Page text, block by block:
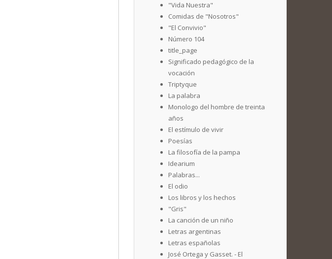
"Vida Nuestra"
Comidas de "Nosotros"
"El Convivio"
Número 104
title_page
Significado pedagógico de la
vocación
Triptyque
La palabra
Monologo del hombre de treinta
años
El estímulo de vivir
Poesías
La filosofía de la pampa
Idearium
Palabras...
El odio
Los libros y los hechos
"Gris"
La canción de un niño
Letras argentinas
Letras españolas
José Ortega y Gasset. - El